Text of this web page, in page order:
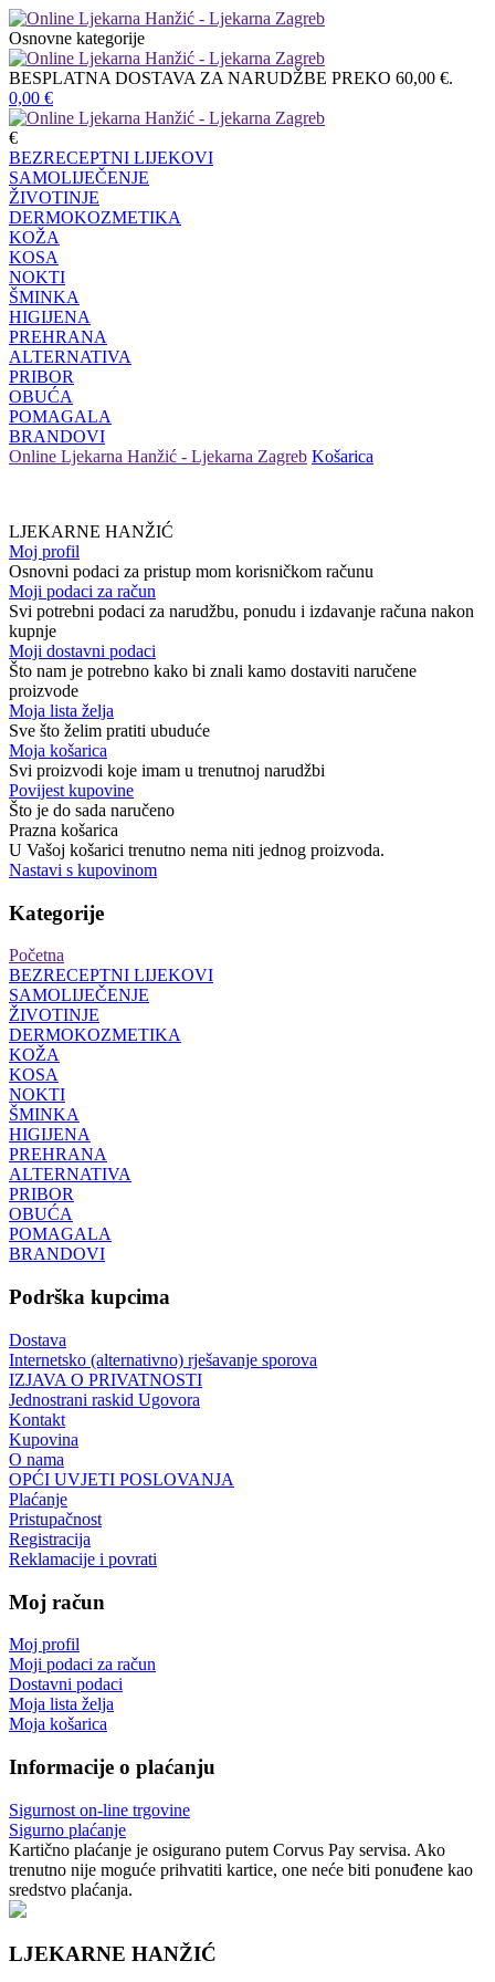
Osnovne kategorije
BESPLATNA DOSTAVA ZA NARUDŽBE PREKO 60,00 €.
0,00 €
€
BEZRECEPTNI LIJEKOVI
SAMOLIJEČENJE
ŽIVOTINJE
DERMOKOZMETIKA
KOŽA
KOSA
NOKTI
ŠMINKA
HIGIJENA
PREHRANA
ALTERNATIVA
PRIBOR
OBUĆA
POMAGALA
BRANDOVI
Online Ljekarna Hanžić - Ljekarna Zagreb Košarica
LJEKARNE HANŽIĆ
Moj profil
Osnovni podaci za pristup mom korisničkom računu
Moji podaci za račun
Svi potrebni podaci za narudžbu, ponudu i izdavanje računa nakon
kupnje
Moji dostavni podaci
Što nam je potrebno kako bi znali kamo dostaviti naručene
proizvode
Moja lista želja
Sve što želim pratiti ubuduće
Moja košarica
Svi proizvodi koje imam u trenutnoj narudžbi
Povijest kupovine
Što je do sada naručeno
Prazna košarica
U Vašoj košarici trenutno nema niti jednog proizvoda.
Nastavi s kupovinom
Kategorije
Početna
BEZRECEPTNI LIJEKOVI
SAMOLIJEČENJE
ŽIVOTINJE
DERMOKOZMETIKA
KOŽA
KOSA
NOKTI
ŠMINKA
HIGIJENA
PREHRANA
ALTERNATIVA
PRIBOR
OBUĆA
POMAGALA
BRANDOVI
Podrška kupcima
Dostava
Internetsko (alternativno) rješavanje sporova
IZJAVA O PRIVATNOSTI
Jednostrani raskid Ugovora
Kontakt
Kupovina
O nama
OPĆI UVJETI POSLOVANJA
Plaćanje
Pristupačnost
Registracija
Reklamacije i povrati
Moj račun
Moj profil
Moji podaci za račun
Dostavni podaci
Moja lista želja
Moja košarica
Informacije o plaćanju
Sigurnost on-line trgovine
Sigurno plaćanje
Kartično plaćanje je osigurano putem Corvus Pay servisa. Ako
trenutno nije moguće prihvatiti kartice, one neće biti ponuđene kao
sredstvo plaćanja.
LJEKARNE HANŽIĆ